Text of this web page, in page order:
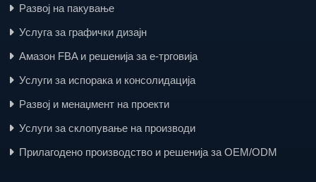
Развој на пакување
Услуга за графички дизајн
Амазон FBA и решенија за е-трговија
Услуги за испорака и консолидација
Развој и менаџмент на проекти
Услуги за склопување на производи
Прилагодено производство и решенија за OEM/ODM